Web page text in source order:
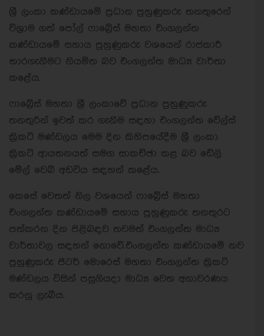
ශ්‍රී ලංකා කණ්ඩායමේ ප්‍රධාන පුහුණුකරු තනතුරෙන්
විශ්‍රාම ගත් පෝල් ෆාබ්‍රේස් මහතා එංගලන්ත
කණ්ඩායමේ සහාය පුහුණුකරු වශයෙන් රාජකාරී
භාරගැනීමට නියමිත බව එංගලන්ත මාධ්‍ය වාර්තා
කළේය.
ෆාබ්‍රේස් මහතා ශ්‍රී ලංකාවේ ප්‍රධාන පුහුණුකරු
තනතුරින් ඉවත් කර ගැනීම සඳහා එංගලන්ත වේල්ස්
ක්‍රිකට් මණ්ඩලය මෙම දින කිහිපයේදීම ශ්‍රී ලංකා
ක්‍රිකට් ආයතනයත් සමග සාකච්ඡා කළ බව ඩේලි
මේල් වෙබ් අඩවිය සඳහන් කළේය.
කෙසේ වෙතත් නිල වශයෙන් ෆාබ්‍රේස් මහතා
එංගලන්ත කණ්ඩායමේ සහාය පුහුණුකරු තනතුරට
පත්කරන දින පිළිබඳව තවමත් එංගලන්ත මාධ්‍ය
වාර්තාවල සඳහන් නොවේ.එංගලන්ත කණ්ඩායමේ නව
පුහුණුකරු පීටර් මොරෙස් මහතා එංගලන්ත ක්‍රිකට්
මණ්ඩලය විසින් පසුගියදා මාධ්‍ය වෙත අනාවරණය
කරනු ලැබීය.